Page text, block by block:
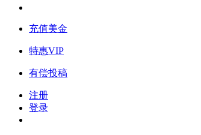
充值美金
特惠VIP
有偿投稿
注册
登录